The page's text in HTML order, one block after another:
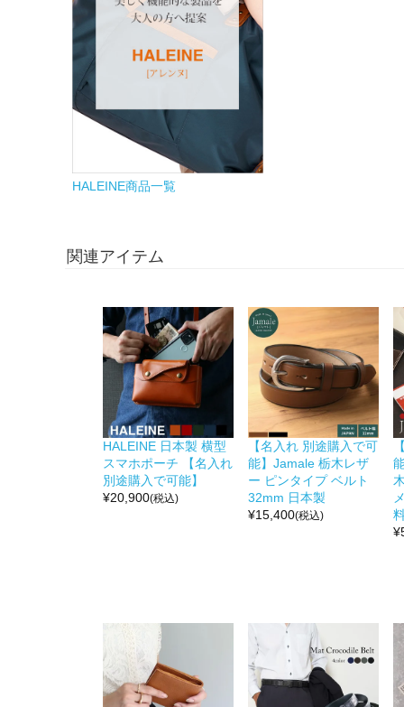
HALEINE商品一覧
関連アイテム
HALEINE 日本製 横型
スマホポーチ 【名入れ
別途購入で可能】
¥20,900(税込)
【名入れ 別途購入で可
能】Jamale 栃木レザ
ー ピンタイプ ベルト
32mm 日本製
¥15,400(税込)
¥